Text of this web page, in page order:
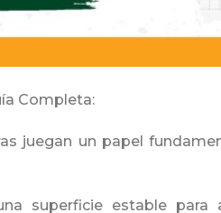
Completa:
juegan un papel
superficie estable